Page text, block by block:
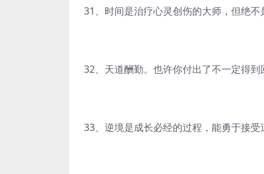
31、时间是治疗心灵创伤的大师，但绝不
32、天道酬勤。也许你付出了不一定得到
33、逆境是成长必经的过程，能勇于接受